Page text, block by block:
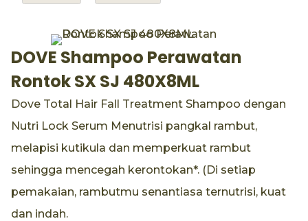
DOVE Shampoo Perawatan
Rontok SX SJ 480X8ML
Dove Total Hair Fall Treatment Shampoo dengan
Nutri Lock Serum Menutrisi pangkal rambut,
melapisi kutikula dan memperkuat rambut
sehingga mencegah kerontokan*. (Di setiap
pemakaian, rambutmu senantiasa ternutrisi, kuat
dan indah.